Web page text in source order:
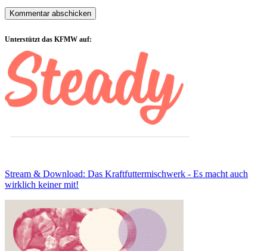
Sidebar
Unterstützt das KFMW auf:
Stream & Download: Das Kraftfuttermischwerk - Es macht auch
wirklich keiner mit!